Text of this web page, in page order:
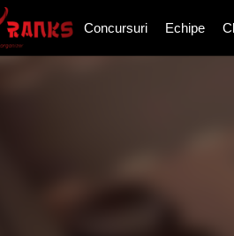
Concursuri Echipe